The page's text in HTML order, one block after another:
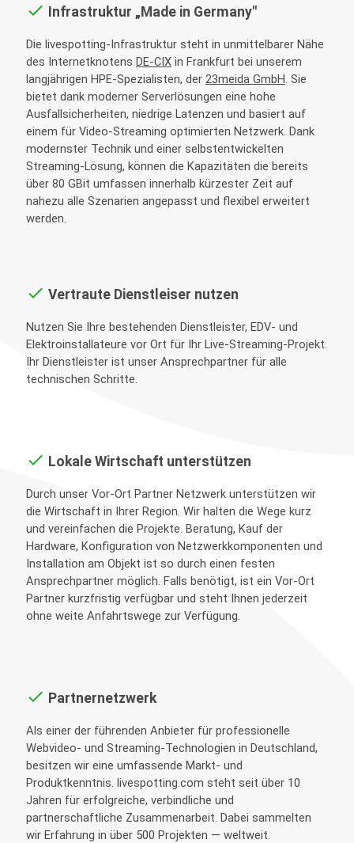
done Infrastruktur „Made in Germany"
Die livespotting-Infrastruktur steht in unmittelbarer Nähe
des Internetknotens DE-CIXin Frankfurt bei unserem
langjährigen HPE-Spezialisten, der 23meida GmbH. Sie
bietet dank moderner Serverlösungen eine hohe
Ausfallsicherheiten, niedrige Latenzen und basiert auf
einem für Video-Streaming optimierten Netzwerk. Dank
modernster Technik und einer selbstentwickelten
Streaming-Lösung, können die Kapazitäten die bereits
über 80 GBit umfassen innerhalb kürzester Zeit auf
nahezu alle Szenarien angepasst und flexibel erweitert
werden.
done Vertraute Dienstleiser nutzen
Nutzen Sie Ihre bestehenden Dienstleister, EDV- und
Elektroinstallateure vor Ort für Ihr Live-Streaming-Projekt.
Ihr Dienstleister ist unser Ansprechpartner für alle
technischen Schritte.
done Lokale Wirtschaft unterstützen
Durch unser Vor-Ort Partner Netzwerk unterstützen wir
die Wirtschaft in Ihrer Region. Wir halten die Wege kurz
und vereinfachen die Projekte. Beratung, Kauf der
Hardware, Konfiguration von Netzwerkkomponenten und
Installation am Objekt ist so durch einen festen
Ansprechpartner möglich. Falls benötigt, ist ein Vor-Ort
Partner kurzfristig verfügbar und steht Ihnen jederzeit
ohne weite Anfahrtswege zur Verfügung.
done Partnernetzwerk
Als einer der führenden Anbieter für professionelle
Webvideo- und Streaming-Technologien in Deutschland,
besitzen wir eine umfassende Markt- und
Produktkenntnis. livespotting.com steht seit über 10
Jahren für erfolgreiche, verbindliche und
partnerschaftliche Zusammenarbeit. Dabei sammelten
wir Erfahrung in über 500 Projekten — weltweit.